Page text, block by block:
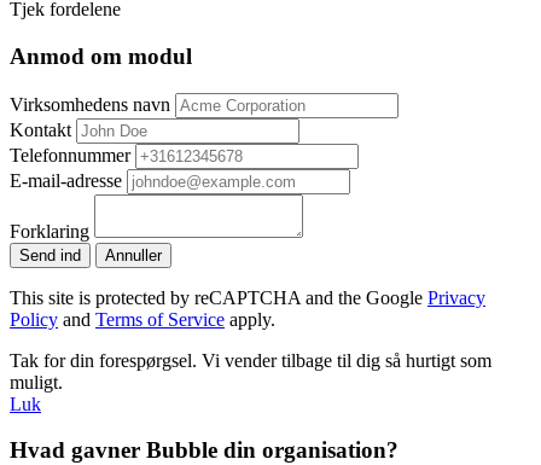
Tjek fordelene
Anmod om modul
Virksomhedens navn
Kontakt
Telefonnummer
E-mail-adresse
Forklaring
Send ind Annuller
This site is protected by reCAPTCHA and the Google Privacy
Policy and Terms of Service apply.
Tak for din forespørgsel. Vi vender tilbage til dig så hurtigt som
muligt.
Luk
Hvad gavner Bubble din organisation?